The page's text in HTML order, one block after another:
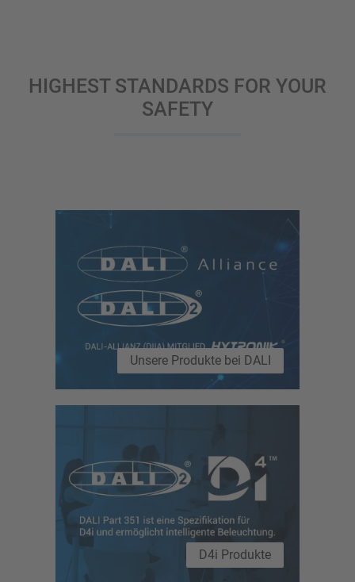
HIGHEST STANDARDS FOR YOUR
SAFETY
Unsere Produkte bei DALI
D4i Produkte